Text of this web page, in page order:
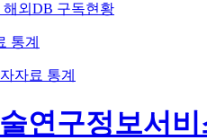
해외DB 구독현황
통계
자료 통계